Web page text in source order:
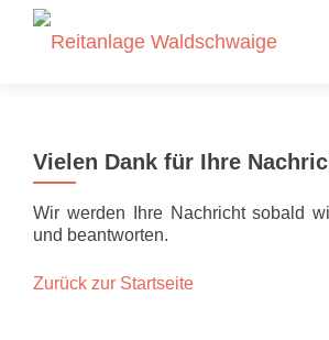
Vielen Dank für Ihre
Wir werden Ihre Nachricht sobald
und beantworten.
Zurück zur Startseite